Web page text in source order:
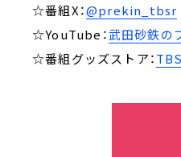
☆番組X：@prekin_tbsr
☆YouTube：武田砂鉄の
☆番組グッズストア：